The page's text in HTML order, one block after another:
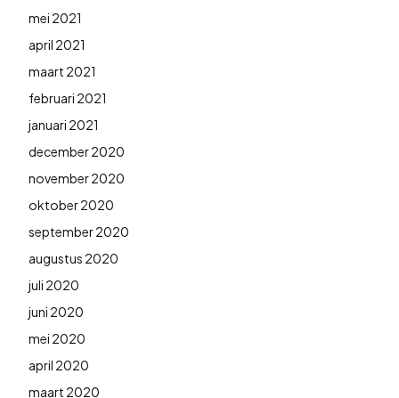
mei 2021
april 2021
maart 2021
februari 2021
januari 2021
december 2020
november 2020
oktober 2020
september 2020
augustus 2020
juli 2020
juni 2020
mei 2020
april 2020
maart 2020